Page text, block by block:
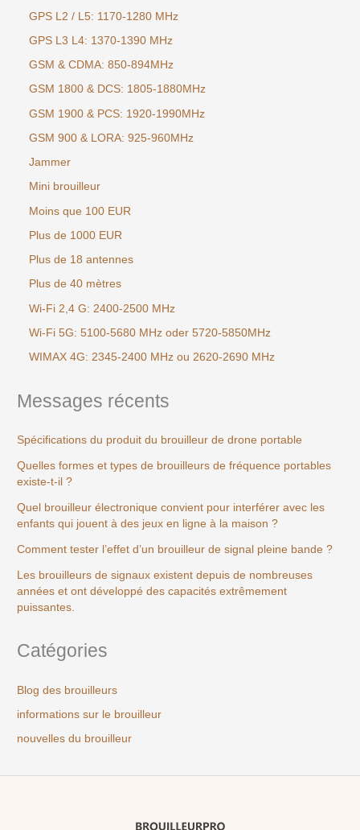
GPS L2 / L5: 1170-1280 MHz
GPS L3 L4: 1370-1390 MHz
GSM & CDMA: 850-894MHz
GSM 1800 & DCS: 1805-1880MHz
GSM 1900 & PCS: 1920-1990MHz
GSM 900 & LORA: 925-960MHz
Jammer
Mini brouilleur
Moins que 100 EUR
Plus de 1000 EUR
Plus de 18 antennes
Plus de 40 mètres
Wi-Fi 2,4 G: 2400-2500 MHz
Wi-Fi 5G: 5100-5680 MHz oder 5720-5850MHz
WIMAX 4G: 2345-2400 MHz ou 2620-2690 MHz
Messages récents
Spécifications du produit du brouilleur de drone portable
Quelles formes et types de brouilleurs de fréquence portables
existe-t-il ?
Quel brouilleur électronique convient pour interférer avec les
enfants qui jouent à des jeux en ligne à la maison ?
Comment tester l’effet d’un brouilleur de signal pleine bande ?
Les brouilleurs de signaux existent depuis de nombreuses
années et ont développé des capacités extrêmement
puissantes.
Catégories
Blog des brouilleurs
informations sur le brouilleur
nouvelles du brouilleur